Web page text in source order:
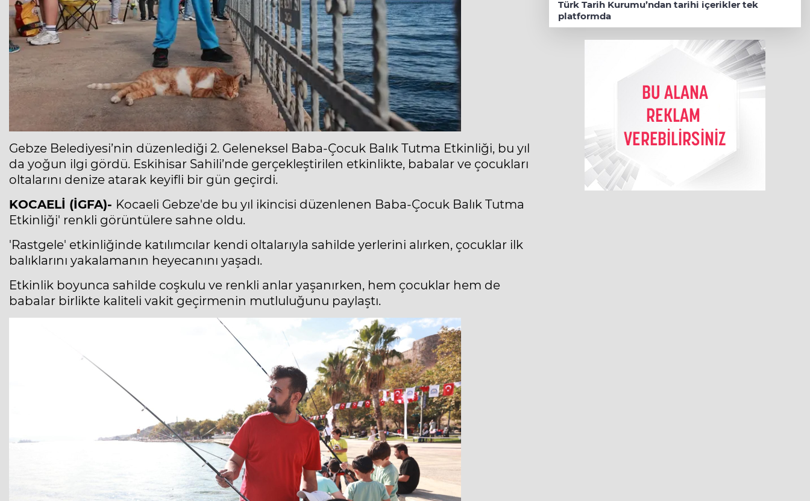
Gebze Belediyesi’nin düzenlediği 2. Geleneksel Baba-Çocuk Balık Tutma Etkinliği, bu yıl
da yoğun ilgi gördü. Eskihisar Sahili’nde gerçekleştirilen etkinlikte, babalar ve çocukları
oltalarını denize atarak keyifli bir gün geçirdi.
KOCAELİ (İGFA)- Kocaeli Gebze'de bu yıl ikincisi düzenlenen Baba-Çocuk Balık Tutma
Etkinliği' renkli görüntülere sahne oldu.
'Rastgele' etkinliğinde katılımcılar kendi oltalarıyla sahilde yerlerini alırken, çocuklar ilk
balıklarını yakalamanın heyecanını yaşadı.
Etkinlik boyunca sahilde coşkulu ve renkli anlar yaşanırken, hem çocuklar hem de
babalar birlikte kaliteli vakit geçirmenin mutluluğunu paylaştı.
Türk Tarih Kurumu’ndan tarihi içerikler tek
platformda